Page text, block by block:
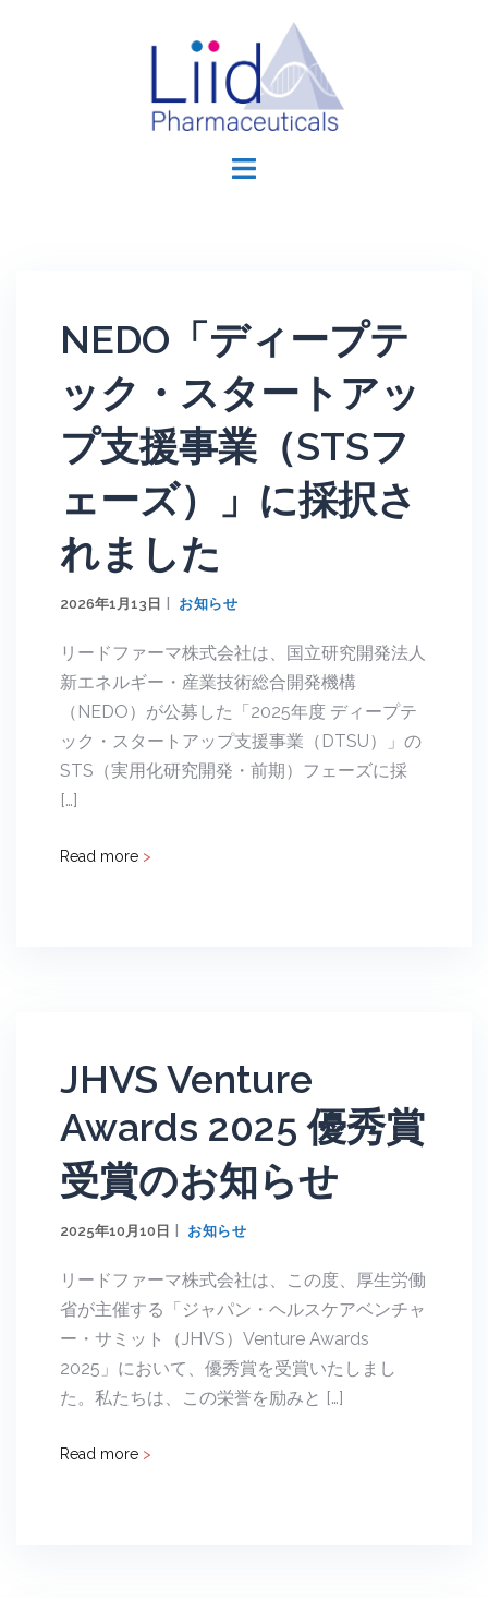
NEDO「ディープテ
ック・スタートアッ
プ支援事業（STSフ
ェーズ）」に採択さ
れました
2026年1月13日 お知らせ
リードファーマ株式会社は、国立研究開発法人
新エネルギー・産業技術総合開発機構
（NEDO）が公募した「2025年度 ディープテ
ック・スタートアップ支援事業（DTSU）」の
STS（実用化研究開発・前期）フェーズに採
[…]
Read more >
JHVS Venture
Awards 2025 優秀賞
受賞のお知らせ
2025年10月10日 お知らせ
リードファーマ株式会社は、この度、厚生労働
省が主催する「ジャパン・ヘルスケアベンチャ
ー・サミット（JHVS）Venture Awards
2025」において、優秀賞を受賞いたしまし
た。私たちは、この栄誉を励みと […]
Read more >